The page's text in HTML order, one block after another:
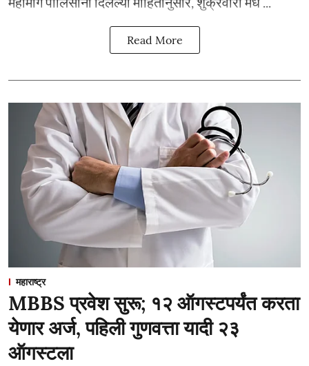
Read More
महाराष्ट्र
MBBS प्रवेश सुरू; १२ ऑगस्टपर्यंत करता
येणार अर्ज, पहिली गुणवत्ता यादी २३
ऑगस्टला